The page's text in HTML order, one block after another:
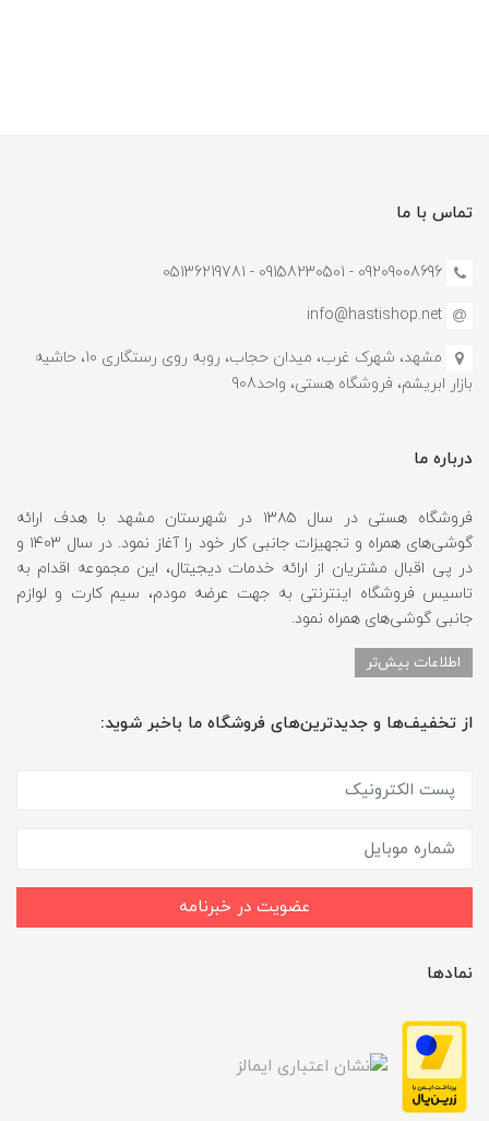
تماس با ما
09209008696 - 09158230501 - 05136219781
info@hastishop.net
مشهد، شهرک غرب، میدان حجاب، روبه روی رستگاری 10، حاشیه
بازار ابریشم، فروشگاه هستی، واحد908
درباره ما
فروشگاه هستی در سال ۱۳۸۵ در شهرستان مشهد با هدف ارائه
گوشی‌های همراه و تجهیزات جانبی کار خود را آغاز نمود. در سال ۱۴۰۳ و
در پی اقبال مشتریان از ارائه خدمات دیجیتال، این مجموعه اقدام به
تاسیس فروشگاه اینترنتی به جهت عرضه مودم، سیم کارت و لوازم
جانبی گوشی‌های همراه نمود.
اطلاعات بیش‌تر
از تخفیف‌ها و جدیدترین‌های فروشگاه ما باخبر شوید:
عضویت در خبرنامه
نمادها